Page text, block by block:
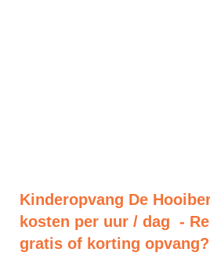
Kinderopvang De
kosten per uur / dag -
gratis of korting opvang?